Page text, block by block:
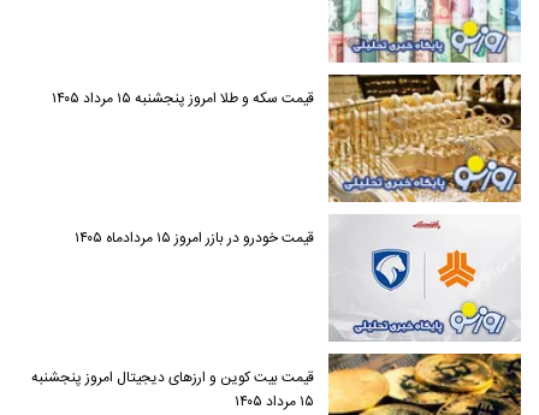
قیمت سکه و طلا امروز پنجشنبه ۱۵ مرداد ۱۴۰۵
قیمت خودرو در بازر امروز ۱۵ مردادماه ۱۴۰۵
قیمت بیت کوین و ارز‌های دیجیتال امروز پنجشنبه
۱۵ مرداد ۱۴۰۵